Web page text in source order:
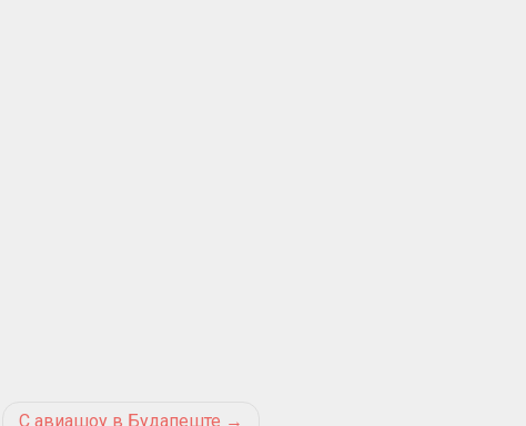
С авиашоу в Будапеште